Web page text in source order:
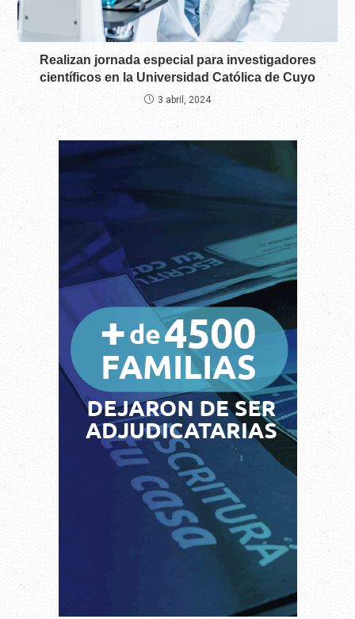
Realizan jornada especial para investigadores
científicos en la Universidad Católica de Cuyo
3 abril, 2024